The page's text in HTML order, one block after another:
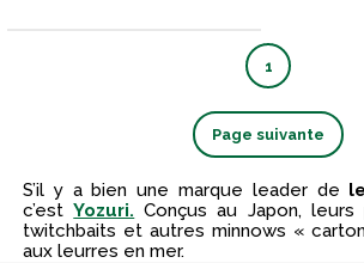
1
Page suivante
S’il y a bien une marque leader de
c’estYozuri. Conçus au Japon, leurs
twitchbaits et autres minnows «
aux leurres en mer.